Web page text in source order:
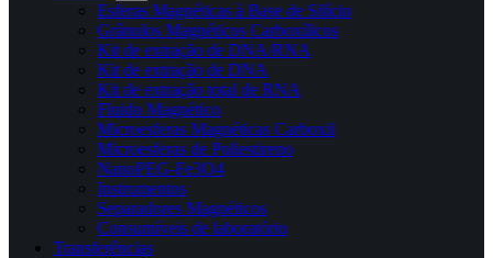
Esferas Magnéticas à Base de Silício
Grânulos Magnéticos Carboxílicos
Kit de extração de DNA/RNA
Kit de extração de DNA
Kit de extração total de RNA
Fluido Magnético
Microesferas Magnéticas Carboxil
Microesferas de Poliestireno
NanoPEG-Fe3O4
Instrumentos
Separadores Magnéticos
Consumíveis de laboratório
Transferências